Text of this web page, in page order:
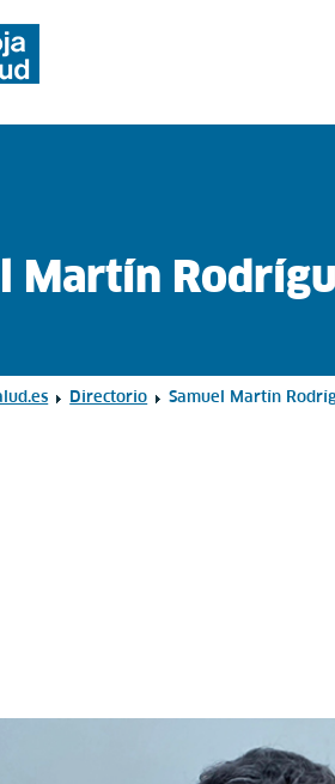
Martín
Directorio Samuel Martín